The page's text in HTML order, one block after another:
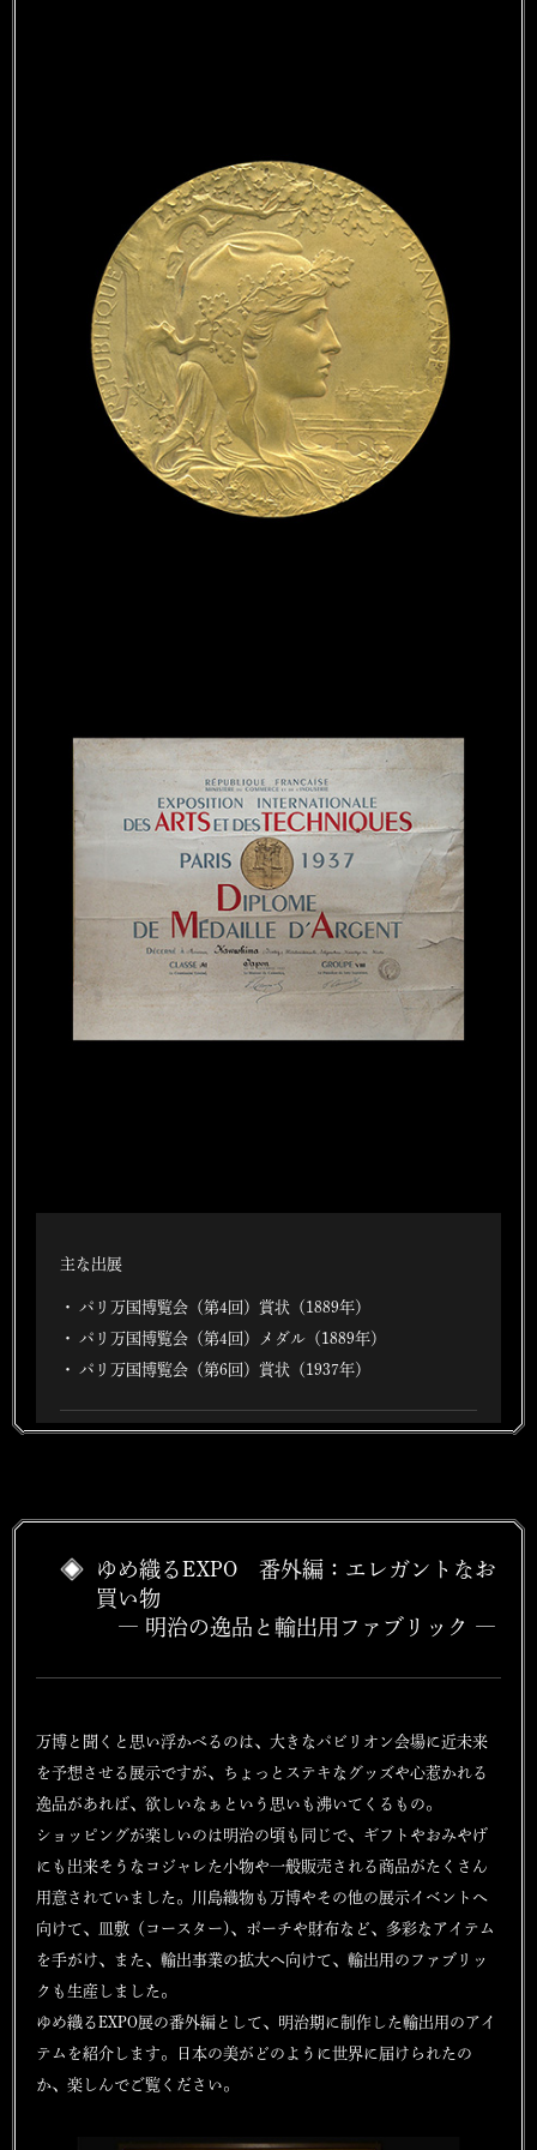
主な出展
パリ万国博覧会（第4回）賞状（1889年）
パリ万国博覧会（第4回）メダル（1889年）
パリ万国博覧会（第6回）賞状（1937年）
ゆめ織るEXPO 番外編：エレガントなお
買い物
― 明治の逸品と輸出用ファブリック ―
万博と聞くと思い浮かべるのは、大きなパビリオン会場に近未来
を予想させる展示ですが、ちょっとステキなグッズや心惹かれる
逸品があれば、欲しいなぁという思いも沸いてくるもの。
ショッピングが楽しいのは明治の頃も同じで、ギフトやおみやげ
にも出来そうなコジャレた小物や一般販売される商品がたくさん
用意されていました。川島織物も万博やその他の展示イベントへ
向けて、皿敷（コースター)、ポーチや財布など、多彩なアイテム
を手がけ、また、輸出事業の拡大へ向けて、輸出用のファブリッ
クも生産しました。
ゆめ織るEXPO展の番外編として、明治期に制作した輸出用のアイ
テムを紹介します。日本の美がどのように世界に届けられたの
か、楽しんでご覧ください。